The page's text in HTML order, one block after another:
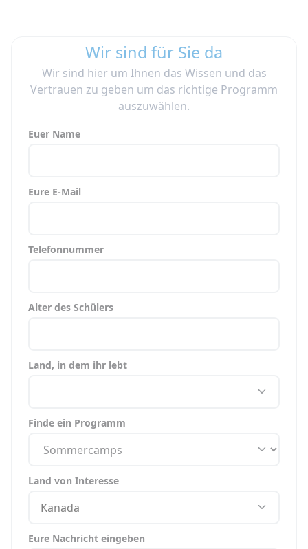
Wir sind für Sie da
Wir sind hier um Ihnen das Wissen und das
Vertrauen zu geben um das richtige Programm
auszuwählen.
Euer Name
Eure E-Mail
Telefonnummer
Alter des Schülers
Land, in dem ihr lebt
Finde ein Programm
Land von Interesse
Kanada
Eure Nachricht eingeben